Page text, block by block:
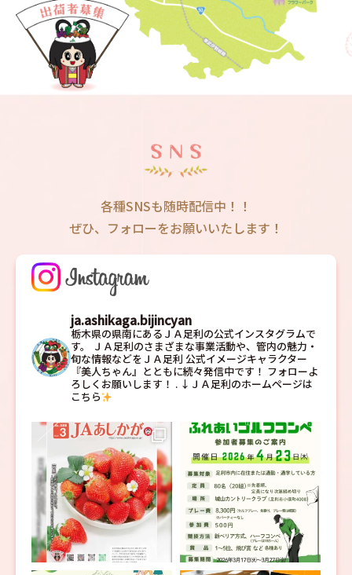
各種SNSも随時配信中！！
ぜひ、フォローをお願いいたします！
ja.ashikaga.bijincyan
栃木県の県南にあるＪＡ足利の公式インスタグラムで
す。
ＪＡ足利のさまざまな事業活動や、管内の魅力・
旬な情報などをＪＡ足利 公式イメージキャラクター
『美人ちゃん』とともに続々発信中です！ フォローよ
ろしくお願いします！ . ↓ＪＡ足利のホームページは
こちら